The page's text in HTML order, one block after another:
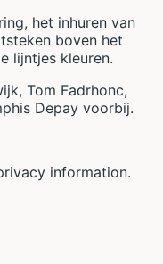
het inhuren van
boven het
lijntjes kleuren.
Tom Fadrhonc,
Depay voorbij.
information.